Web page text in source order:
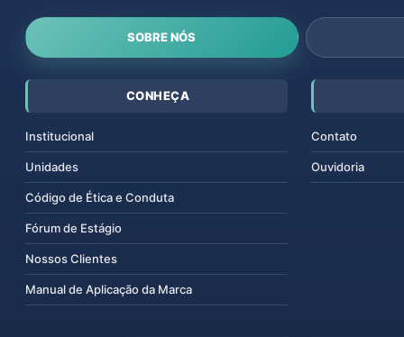
SOBRE NÓS
CONHEÇA
Institucional
Unidades
Código de Ética e Conduta
Fórum de Estágio
Nossos Clientes
Manual de Aplicação da Marca
Contato
Ouvidoria